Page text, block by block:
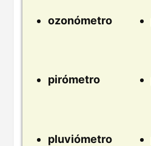
ozonómetro
pirómetro
pluviómetro